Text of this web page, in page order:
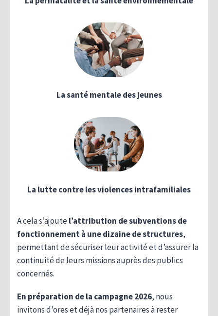
La santé mentale des jeunes
La lutte contre les violences intrafamiliales
A cela s’ajoutel’attribution de subventions de
fonctionnement à une dizaine de structures,
permettant de sécuriser leur activité et d’assurer la
continuité de leurs missions auprès des publics
concernés.
En préparation de la campagne 2026, nous
invitons d’ores et déjà nos partenaires à rester